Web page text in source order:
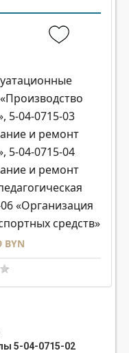
5-04-0715-03
и ремонт
5-04-0715-04
и ремонт
«Организация
средств»
BYN
5-04-0715-02